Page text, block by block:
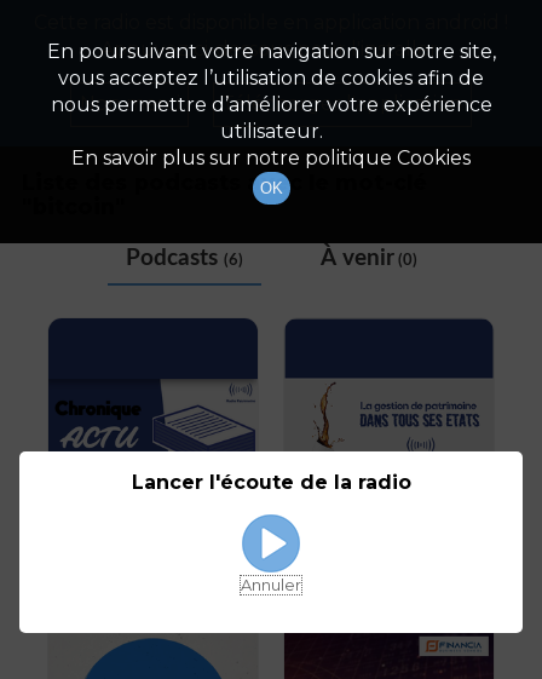
Tag
Liste des podcasts avec le mot-clé
Podcasts (6) À venir(0)
Comment les CGP
peuvent-ils aborder le
bitcoin?
En poursuivant votre navigation sur notre site,
vous acceptez l’utilisation de cookies afin de
nous permettre d’améliorer votre expérience
utilisateur.
En savoir plus sur notre politique Cookies
OK
Appuyez ci-dessous pour l'installer.
Non merci Télécharger l'application
Lancer l'écoute de la radio
Annuler